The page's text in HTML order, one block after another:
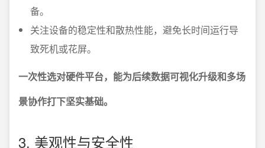
备。
关注设备的稳定性和散热性能，避免长时间运行导
致死机或花屏。
一次性选对硬件平台，能为后续数据可视化升级和多场
景协作打下坚实基础。
3. 美观性与安全性